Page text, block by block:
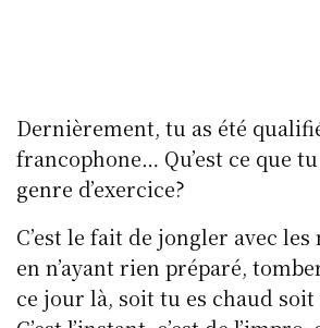
Dernièrement, tu as été
francophone… Qu’est ce que
genre d’exercice?
C’est le fait de jongler avec les
en n’ayant rien préparé,
ce jour là, soit tu es chaud soit